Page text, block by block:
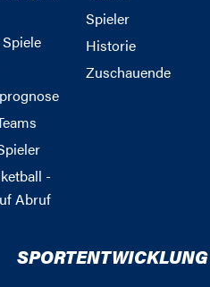
-
Abruf
Spieler
Historie
Zuschauende
SPORTENTWICKLUNG